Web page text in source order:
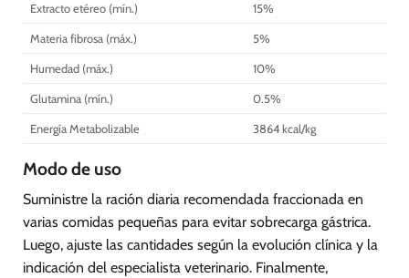
Extracto etéreo (mín.) 15%
Materia fibrosa (máx.) 5%
Humedad (máx.) 10%
Glutamina (mín.) 0.5%
Energía Metabolizable 3864 kcal/kg
Modo de uso
Suministre la ración diaria recomendada fraccionada en
varias comidas pequeñas para evitar sobrecarga gástrica.
Luego, ajuste las cantidades según la evolución clínica y la
indicación del especialista veterinario. Finalmente,